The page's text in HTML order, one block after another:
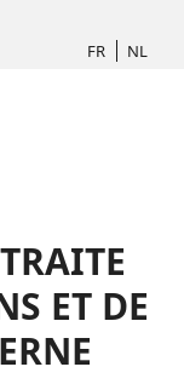
FR NL
ET DE